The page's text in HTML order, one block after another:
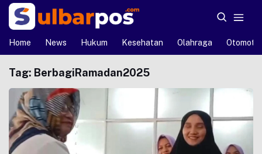
Home News Hukum Kesehatan Olahraga Otomotif
Tag: BerbagiRamadan2025